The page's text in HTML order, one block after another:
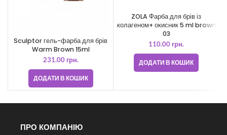
Sculptor гель-фарба для брів
Warm Brown 15ml
231.00 грн.
ДОДАТИ В КОШИК
ZOLA Фарба для брів із
колагеном+ окисник 5 ml brown
03
110.00 грн.
ДОДАТИ В КОШИК
ПРО КОМПАНІЮ